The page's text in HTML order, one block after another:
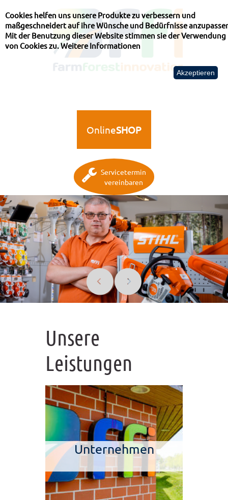
Cookies helfen uns unsere Produkte zu verbessern und
maßgeschneidert auf ihre Wünsche und Bedürfnisse
Mit der Benutzung dieser Website stimmen sie der Verwendung
von Cookies zu.Weitere Informationen
Akzeptieren
OnlineSHOP
Servicetermin
vereinbaren
Unsere
Leistungen
Unternehmen